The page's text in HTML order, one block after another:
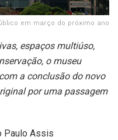
em março do próximo ano
espaços multiúso,
o museu
a conclusão do novo
por uma passagem
Paulo Assis